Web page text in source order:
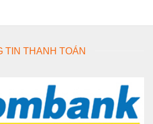
TIN THANH TOÁN